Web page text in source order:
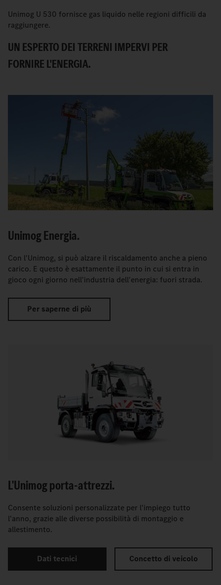
Unimog U 530 fornisce gas liquido nelle regioni difficili da
raggiungere.
UN ESPERTO DEI TERRENI IMPERVI PER
FORNIRE L'ENERGIA.
Unimog Energia.
Con l'Unimog, si può alzare il riscaldamento anche a pieno
carico. E questo è esattamente il punto in cui si entra in
gioco ogni giorno nell'industria dell'energia: fuori strada.
Per saperne di più
L'Unimog porta-attrezzi.
Consente soluzioni personalizzate per l'impiego tutto
l'anno, grazie alle diverse possibilità di montaggio e
allestimento.
Dati tecnici Concetto di veicolo